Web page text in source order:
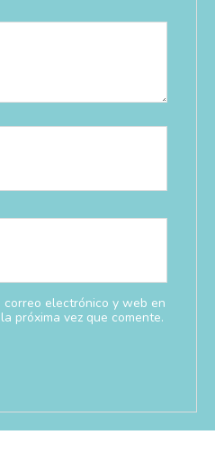
correo electrónico y web en
próxima vez que comente.